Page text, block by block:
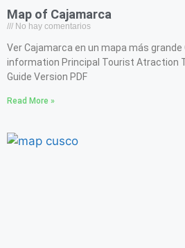
Map of Cajamarca
No hay comentarios
Ver Cajamarca en un mapa más grande
information Principal Tourist Atraction
Guide Version PDF
Read More »